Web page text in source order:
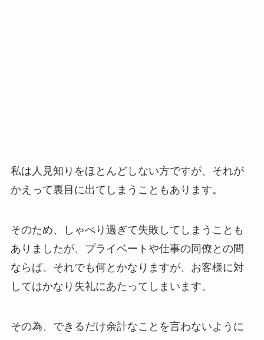
私は人見知りをほとんどしない方ですが、それが
かえって裏目に出てしまうこともあります。
そのため、しゃべり過ぎて失敗してしまうことも
ありましたが、プライベートや仕事の同僚との間
ならば、それでも何とかなりますが、お客様に対
してはかなり失礼にあたってしまいます。
その為、できるだけ余計なことを言わないように